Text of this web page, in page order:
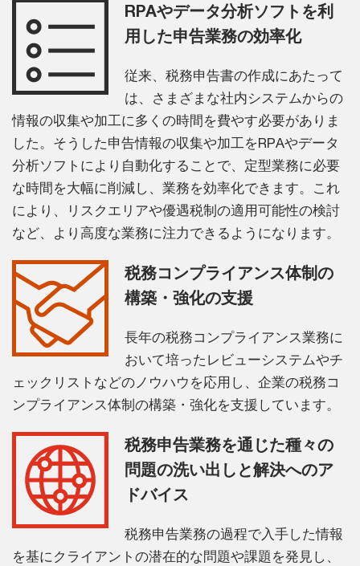
RPAやデータ分析ソフトを利
用した申告業務の効率化
従来、税務申告書の作成にあたって
は、さまざまな社内システムからの
情報の収集や加工に多くの時間を費やす必要がありま
した。そうした申告情報の収集や加工をRPAやデータ
分析ソフトにより自動化することで、定型業務に必要
な時間を大幅に削減し、業務を効率化できます。これ
により、リスクエリアや優遇税制の適用可能性の検討
など、より高度な業務に注力できるようになります。
税務コンプライアンス体制の
構築・強化の支援
長年の税務コンプライアンス業務に
おいて培ったレビューシステムやチ
ェックリストなどのノウハウを応用し、企業の税務コ
ンプライアンス体制の構築・強化を支援しています。
税務申告業務を通じた種々の
問題の洗い出しと解決へのア
ドバイス
税務申告業務の過程で入手した情報
を基にクライアントの潜在的な問題や課題を発見し、